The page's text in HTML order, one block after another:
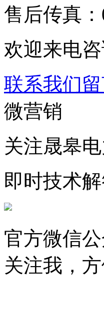
售后传真：
欢迎来电
联系我们
微营销
关注晟皋
即时技术
官方微信公
关注我，